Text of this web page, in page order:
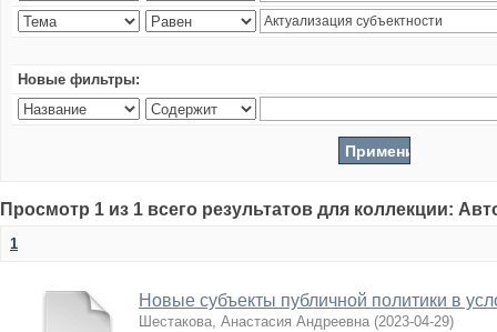
Новые фильтры:
Просмотр 1 из 1 всего результатов для коллекции:
1
Новые субъекты публичной политики в
Шестакова, Анастасия Андреевна (2023-04-29)